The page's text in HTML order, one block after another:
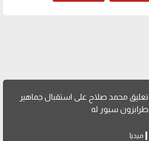
تعليق محمد صلاح على استقبال جماهير
طرابزون سبور له
ميديا